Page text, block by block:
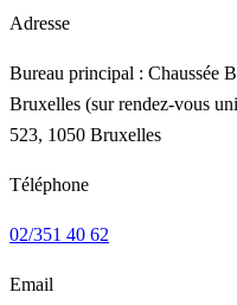
Adresse
Bureau principal : Chaussée
Bruxelles (sur rendez-vous
523, 1050 Bruxelles
Téléphone
02/351 40 62
Email